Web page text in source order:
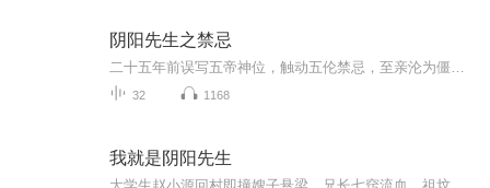
阴阳先生之禁忌
32 1168
我就是阴阳先生